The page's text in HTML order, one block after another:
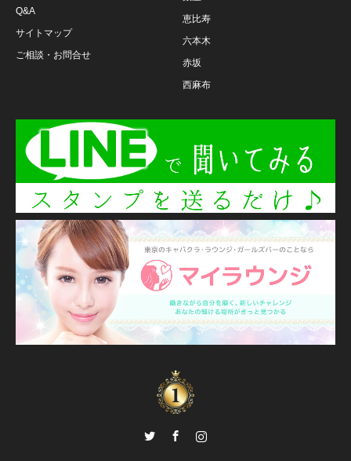
Q&A
サイトマップ
ご相談・お問合せ
恵比寿
六本木
赤坂
西麻布